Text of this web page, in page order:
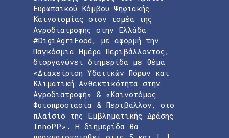
Ευρωπαϊκού Κόμβου Ψηφιακής
Καινοτομίας στον τομέα της
Αγροδιατροφής στην Ελλάδα
#DigiAgriFood, με αφορμή την
Παγκόσμια Ημέρα Περιβάλλοντος,
διοργανώνει διημερίδα με θέμα
«Διαχείριση Υδατικών Πόρων και
Κλιματική Ανθεκτικότητα στην
Αγροδιατροφή» & «Καινοτόμος
Φυτοπροστασία & Περιβάλλον, στο
πλαίσιο της Εμβληματικής Δράσης
InnoPP». Η διημερίδα θα